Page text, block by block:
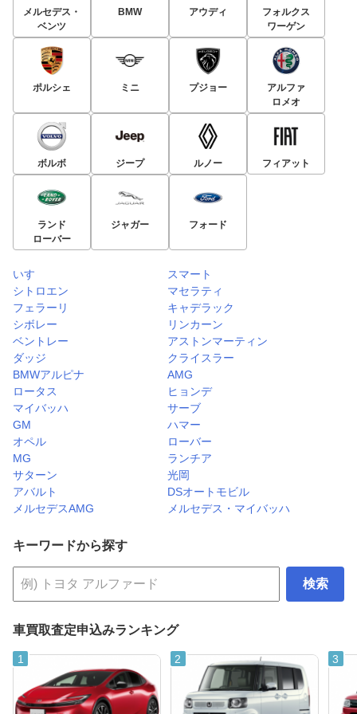
メルセデス・
ベンツ
BMW アウディ
フォルクス
ワーゲン
ポルシェ ミニ プジョー
アルファ
ロメオ
ボルボ ジープ ルノー フィアット
ランド
ローバー
ジャガー フォード
いすゞ
スマート
シトロエン
マセラティ
フェラーリ
キャデラック
シボレー
リンカーン
ベントレー
アストンマーティン
ダッジ
クライスラー
BMWアルピナ
AMG
ロータス
ヒョンデ
マイバッハ
サーブ
GM
ハマー
オペル
ローバー
MG
ランチア
サターン
光岡
アバルト
DSオートモビル
メルセデスAMG
メルセデス・マイバッハ
キーワードから探す
検索
車買取査定申込みランキング